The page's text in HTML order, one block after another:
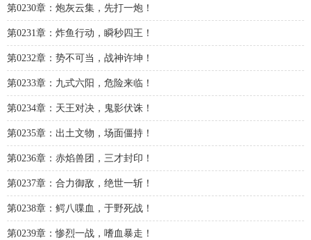
第0230章：炮灰云集，先打一炮！
第0231章：炸鱼行动，瞬秒四王！
第0232章：势不可当，战神许坤！
第0233章：九式六阳，危险来临！
第0234章：天王对决，鬼影伏诛！
第0235章：出土文物，场面僵持！
第0236章：赤焰兽团，三才封印！
第0237章：合力御敌，绝世一斩！
第0238章：鳄八喋血，于野死战！
第0239章：惨烈一战，嗜血暴走！